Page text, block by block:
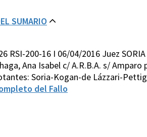
SUMARIO
RSI-200-16 I 06/04/2016 Juez
Ana Isabel c/ A.R.B.A. s/
Soria-Kogan-de Lázzari-
del Fallo